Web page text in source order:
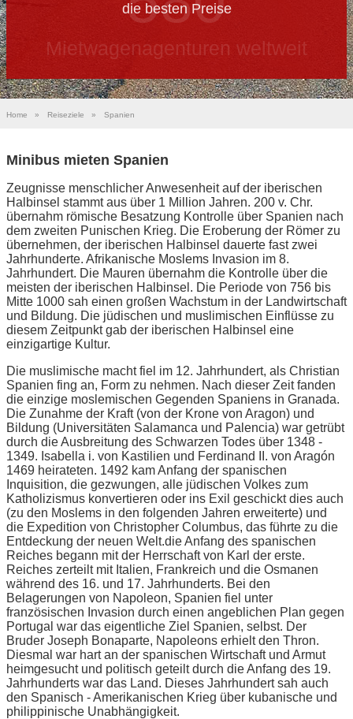
die besten Preise
Home » Reiseziele » Spanien
Minibus mieten Spanien
Zeugnisse menschlicher Anwesenheit auf der iberischen
Halbinsel stammt aus über 1 Million Jahren. 200 v. Chr.
übernahm römische Besatzung Kontrolle über Spanien nach
dem zweiten Punischen Krieg. Die Eroberung der Römer zu
übernehmen, der iberischen Halbinsel dauerte fast zwei
Jahrhunderte. Afrikanische Moslems Invasion im 8.
Jahrhundert. Die Mauren übernahm die Kontrolle über die
meisten der iberischen Halbinsel. Die Periode von 756 bis
Mitte 1000 sah einen großen Wachstum in der Landwirtschaft
und Bildung. Die jüdischen und muslimischen Einflüsse zu
diesem Zeitpunkt gab der iberischen Halbinsel eine
einzigartige Kultur.
Die muslimische macht fiel im 12. Jahrhundert, als Christian
Spanien fing an, Form zu nehmen. Nach dieser Zeit fanden
die einzige moslemischen Gegenden Spaniens in Granada.
Die Zunahme der Kraft (von der Krone von Aragon) und
Bildung (Universitäten Salamanca und Palencia) war getrübt
durch die Ausbreitung des Schwarzen Todes über 1348 -
1349. Isabella i. von Kastilien und Ferdinand II. von Aragón
1469 heirateten. 1492 kam Anfang der spanischen
Inquisition, die gezwungen, alle jüdischen Volkes zum
Katholizismus konvertieren oder ins Exil geschickt dies auch
(zu den Moslems in den folgenden Jahren erweiterte) und
die Expedition von Christopher Columbus, das führte zu die
Entdeckung der neuen Welt.die Anfang des spanischen
Reiches begann mit der Herrschaft von Karl der erste.
Reiches zerteilt mit Italien, Frankreich und die Osmanen
während des 16. und 17. Jahrhunderts. Bei den
Belagerungen von Napoleon, Spanien fiel unter
französischen Invasion durch einen angeblichen Plan gegen
Portugal war das eigentliche Ziel Spanien, selbst. Der
Bruder Joseph Bonaparte, Napoleons erhielt den Thron.
Diesmal war hart an der spanischen Wirtschaft und Armut
heimgesucht und politisch geteilt durch die Anfang des 19.
Jahrhunderts war das Land. Dieses Jahrhundert sah auch
den Spanisch - Amerikanischen Krieg über kubanische und
philippinische Unabhängigkeit.